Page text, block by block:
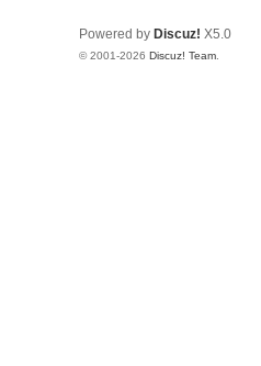
Powered by Discuz! X5.0
© 2001-2026 Discuz! Team